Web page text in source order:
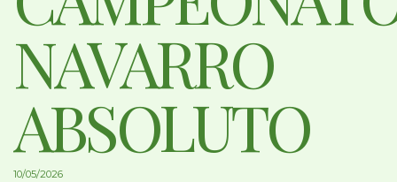
NAVARRO
ABSOLUTO
10/05/2026